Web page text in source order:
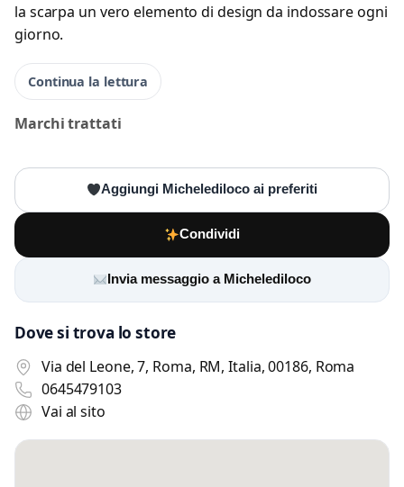
la scarpa un vero elemento di design da indossare ogni
giorno.
Continua la lettura
Marchi trattati
Aggiungi Michelediloco ai preferiti
Condividi
Invia messaggio a Michelediloco
Dove si trova lo store
Via del Leone, 7, Roma, RM, Italia, 00186, Roma
0645479103
Vai al sito